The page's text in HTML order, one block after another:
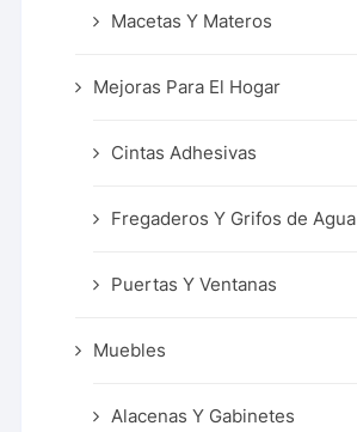
Macetas Y Materos
Mejoras Para El Hogar
Cintas Adhesivas
Fregaderos Y Grifos de Agua
Puertas Y Ventanas
Muebles
Alacenas Y Gabinetes